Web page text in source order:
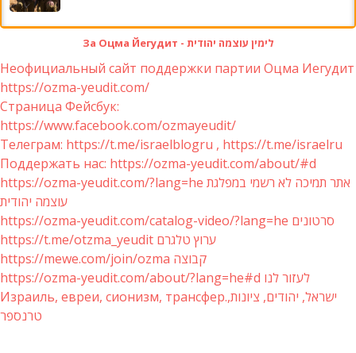
За Оцма Йегудит - לימין עוצמה יהודית
Неофициальный сайт поддержки партии Оцма Иегудит
https://ozma-yeudit.com/
Страница Фейсбук:
https://www.facebook.com/ozmayeudit/
Телеграм: https://t.me/israelblogru , https://t.me/israelru
Поддержать нас: https://ozma-yeudit.com/about/#d
https://ozma-yeudit.com/?lang=he אתר תמיכה לא רשמי במפלגת
עוצמה יהודית
https://ozma-yeudit.com/catalog-video/?lang=he סרטונים
https://t.me/otzma_yeudit ערוץ טלגרם
https://mewe.com/join/ozma קבוצה
https://ozma-yeudit.com/about/?lang=he#d לעזור לנו
Израиль, евреи, сионизм, трансфер.ישראל, יהודים, ציונות,
טרנספר